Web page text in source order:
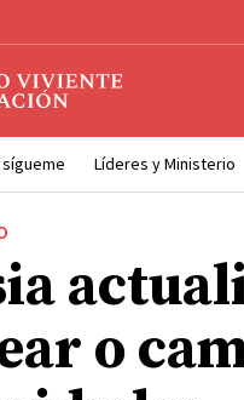
sígueme Líderes y Ministerio
o